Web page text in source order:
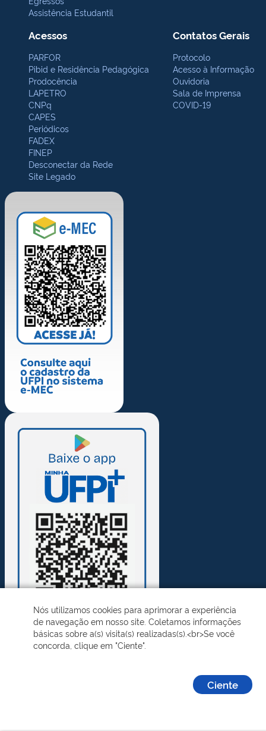
Assistência Estudantil
Acessos
PARFOR
Pibid e Residência Pedagógica
Prodocência
LAPETRO
CNPq
CAPES
Periódicos
FADEX
FINEP
Desconectar da Rede
Site Legado
Contatos Gerais
Protocolo
Acesso à Informação
Ouvidoria
Sala de Imprensa
COVID-19
Nós utilizamos cookies para aprimorar a experiência
de navegação em nosso site. Coletamos informações
básicas sobre a(s) visita(s) realizadas(s).<br>Se você
concorda, clique em "Ciente".
Ciente